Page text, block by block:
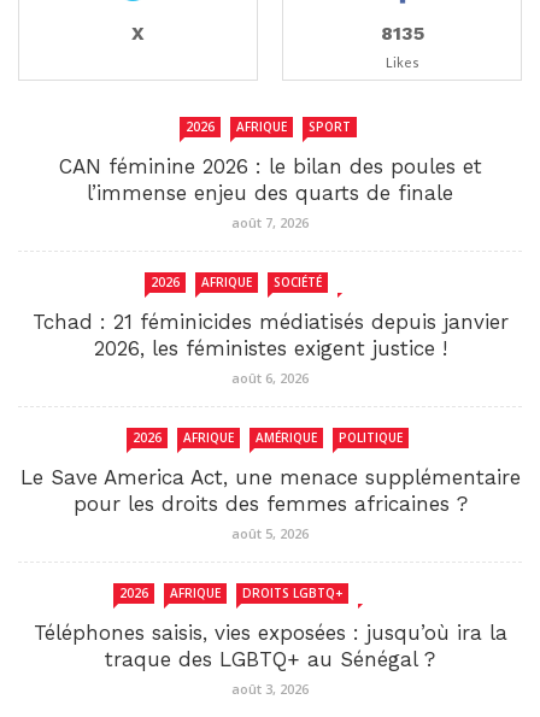
X 8135
Likes
2026 AFRIQUE SPORT
CAN féminine 2026 : le bilan des poules et
l’immense enjeu des quarts de finale
août 7, 2026
2026 AFRIQUE SOCIÉTÉ
Tchad : 21 féminicides médiatisés depuis janvier
2026, les féministes exigent justice !
août 6, 2026
2026 AFRIQUE AMÉRIQUE POLITIQUE
Le Save America Act, une menace supplémentaire
pour les droits des femmes africaines ?
août 5, 2026
2026 AFRIQUE DROITS LGBTQ+
Téléphones saisis, vies exposées : jusqu’où ira la
traque des LGBTQ+ au Sénégal ?
août 3, 2026